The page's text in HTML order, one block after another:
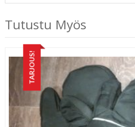
Tutustu Myös
TARJOUS!